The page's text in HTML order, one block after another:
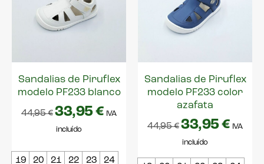
Sandalias de Piruflex
modelo PF233 blanco
44,95€ 33,95€ IVA
incluído
19 20 21 22 23 24
Sandalias de Piruflex
modelo PF233 color
azafata
44,95€ 33,95€ IVA
incluído